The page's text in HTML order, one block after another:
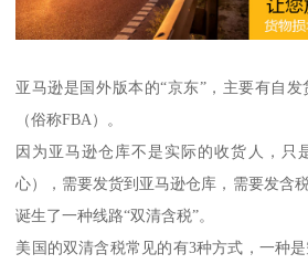
亚马逊是国外版本的“京东”，主要有自
（俗称FBA）。
因为亚马逊仓库不是实际的收货人，只
心），需要发货到亚马逊仓库，需要发含
诞生了一种线路“双清含税”。
美国的双清含税常见的有3种方式，一种